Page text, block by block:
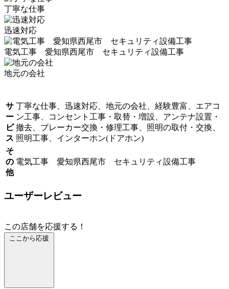
丁寧な仕事
迅速対応
電気工事 愛知県西尾市 セキュリティ設備工事
地元の会社
サ
ー
ビ
ス
丁寧な仕事、迅速対応、地元の会社、経験豊富、エアコ
ン工事、コンセント工事・取替・増設、アンテナ設置・
撤去、ブレーカー交換・修理工事、照明の取付・交換、
照明工事、インターホン(ドアホン)
そ
の
他
電気工事 愛知県西尾市 セキュリティ設備工事
ユーザーレビュー
この店舗を応援する！
ここから応援